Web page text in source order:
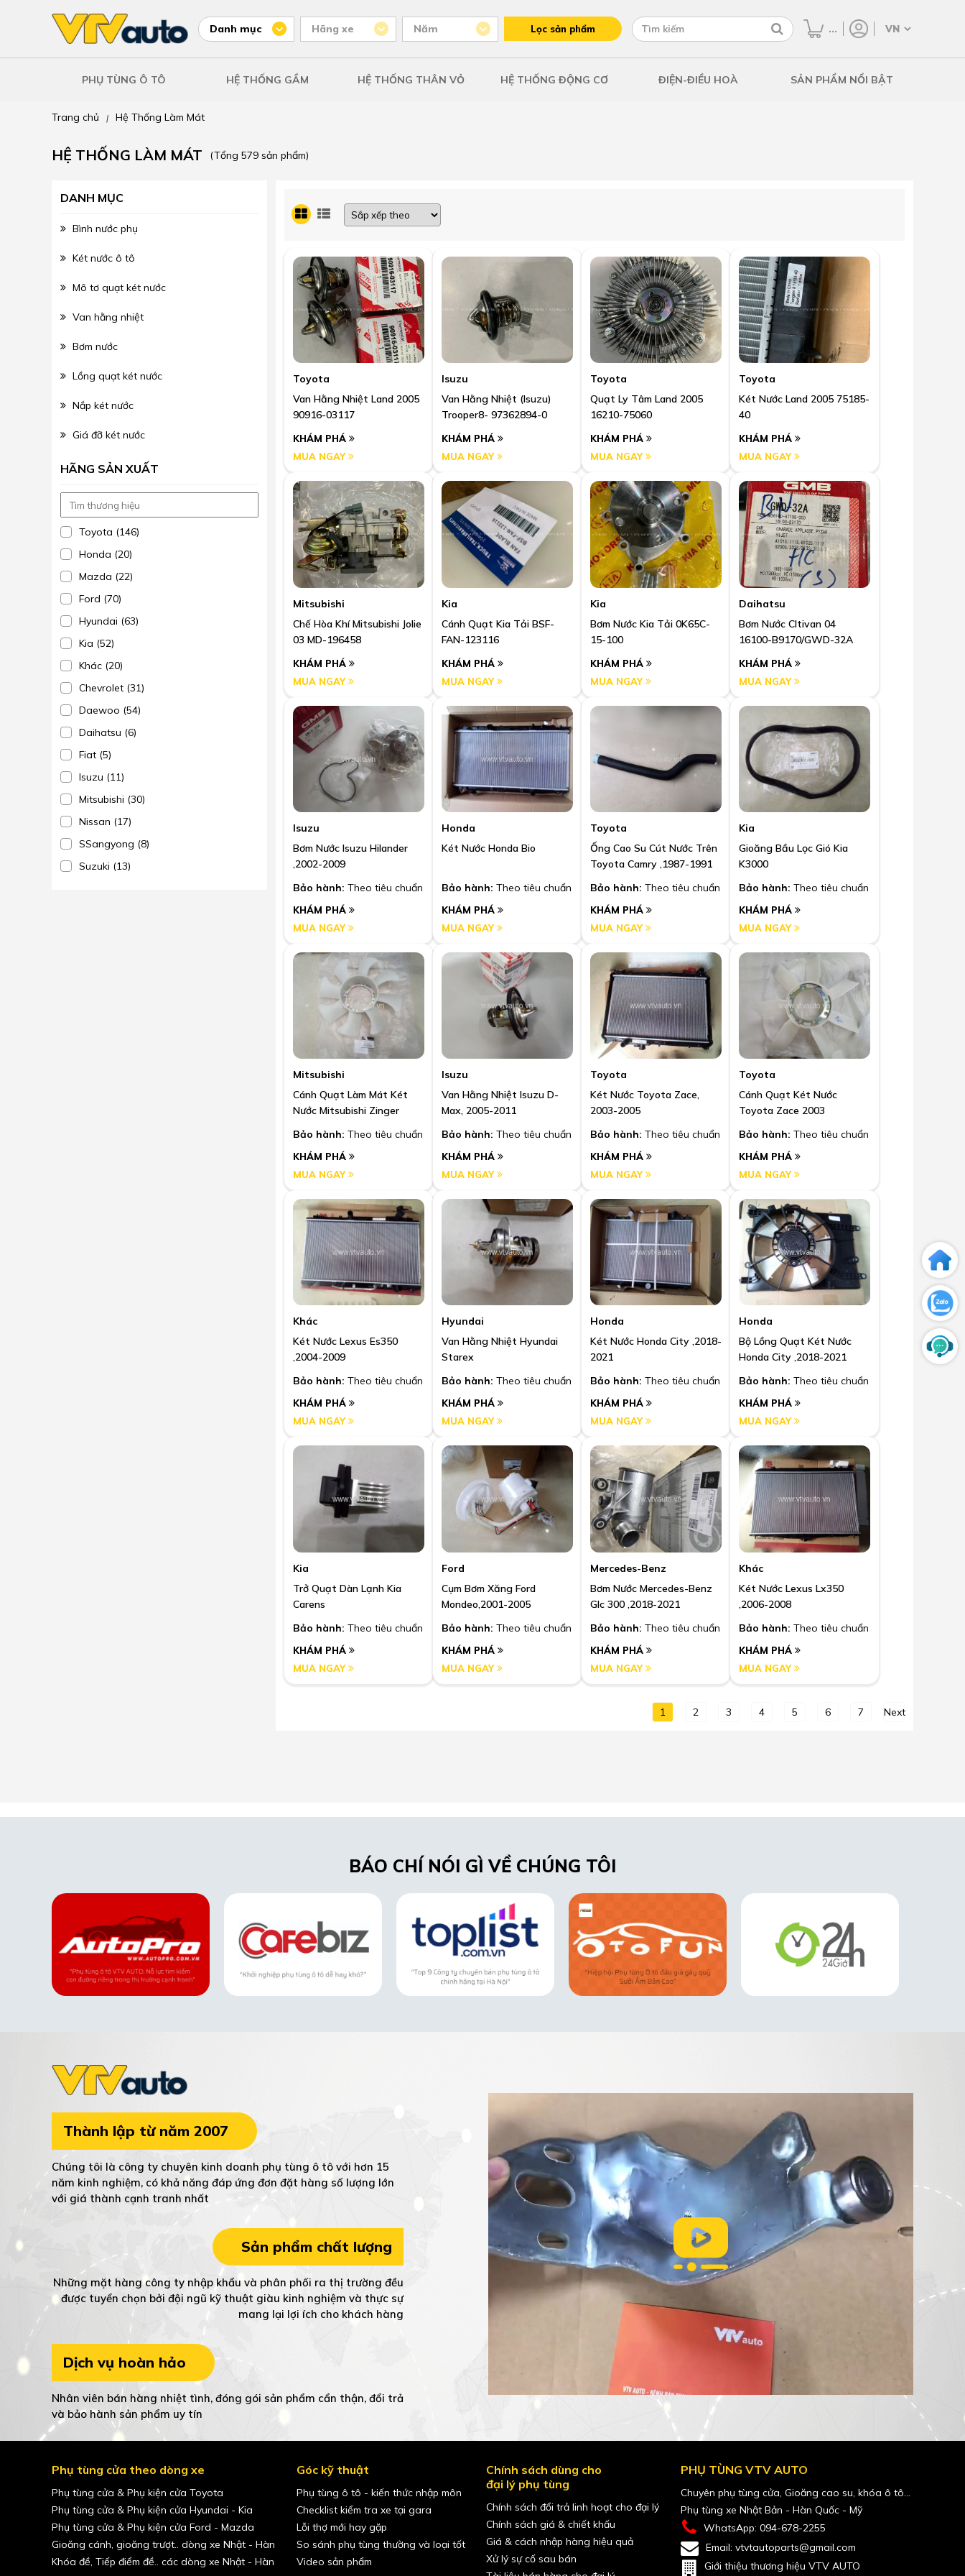
Danh mục Hãng xe Năm Lọc sản phẩm ...
PHỤ TÙNG Ô TÔ HỆ THỐNG GẦM HỆ THỐNG THÂN VỎ HỆ THỐNG ĐỘNG CƠ ĐIỆN-ĐIỀU HOÀ SẢN PHẨM NỔI BẬT
Trang chủ | Hệ Thống Làm Mát
HỆ THỐNG LÀM MÁT (Tổng 579 sản phẩm)
DANH MỤC
Bình nước phụ
Két nước ô tô
Mô tơ quạt két nước
Van hằng nhiệt
Bơm nước
Lồng quạt két nước
Nắp két nước
Giá đỡ két nước
HÃNG SẢN XUẤT
Toyota (146)
Honda (20)
Mazda (22)
Ford (70)
Hyundai (63)
Kia (52)
Khác (20)
Chevrolet (31)
Daewoo (54)
Daihatsu (6)
Fiat (5)
Isuzu (11)
Mitsubishi (30)
Nissan (17)
SSangyong (8)
Suzuki (13)
Toyota
Van Hằng Nhiệt Land 2005
90916-03117
KHÁM PHÁ
MUA NGAY
Isuzu
Van Hằng Nhiệt (Isuzu)
Trooper8- 97362894-0
KHÁM PHÁ
MUA NGAY
Toyota
Quạt Ly Tâm Land 2005
16210-75060
KHÁM PHÁ
MUA NGAY
Toyota
Két Nước Land 2005 75185-
40
KHÁM PHÁ
MUA NGAY
Mitsubishi
Chế Hòa Khí Mitsubishi Jolie
03 MD-196458
KHÁM PHÁ
MUA NGAY
Kia
Cánh Quạt Kia Tải BSF-
FAN-123116
KHÁM PHÁ
MUA NGAY
Kia
Bơm Nước Kia Tải 0K65C-
15-100
KHÁM PHÁ
MUA NGAY
Daihatsu
Bơm Nước Cltivan 04
16100-B9170/GWD-32A
KHÁM PHÁ
MUA NGAY
Isuzu
Bơm Nước Isuzu Hilander
,2002-2009
Bảo hành: Theo tiêu chuẩn
KHÁM PHÁ
MUA NGAY
Honda
Két Nước Honda Bio
Bảo hành: Theo tiêu chuẩn
KHÁM PHÁ
MUA NGAY
Toyota
Ống Cao Su Cút Nước Trên
Toyota Camry ,1987-1991
Bảo hành: Theo tiêu chuẩn
KHÁM PHÁ
MUA NGAY
Kia
Gioăng Bầu Lọc Gió Kia
K3000
Bảo hành: Theo tiêu chuẩn
KHÁM PHÁ
MUA NGAY
Mitsubishi
Cánh Quạt Làm Mát Két
Nước Mitsubishi Zinger
Bảo hành: Theo tiêu chuẩn
KHÁM PHÁ
MUA NGAY
Isuzu
Van Hằng Nhiệt Isuzu D-
Max, 2005-2011
Bảo hành: Theo tiêu chuẩn
KHÁM PHÁ
MUA NGAY
Toyota
Két Nước Toyota Zace,
2003-2005
Bảo hành: Theo tiêu chuẩn
KHÁM PHÁ
MUA NGAY
Toyota
Cánh Quạt Két Nước
Toyota Zace 2003
Bảo hành: Theo tiêu chuẩn
KHÁM PHÁ
MUA NGAY
Khác
Két Nước Lexus Es350
,2004-2009
Bảo hành: Theo tiêu chuẩn
KHÁM PHÁ
MUA NGAY
Hyundai
Van Hằng Nhiệt Hyundai
Starex
Bảo hành: Theo tiêu chuẩn
KHÁM PHÁ
MUA NGAY
Honda
Két Nước Honda City ,2018-
2021
Bảo hành: Theo tiêu chuẩn
KHÁM PHÁ
MUA NGAY
Honda
Bộ Lồng Quạt Két Nước
Honda City ,2018-2021
Bảo hành: Theo tiêu chuẩn
KHÁM PHÁ
MUA NGAY
Kia
Trở Quạt Dàn Lạnh Kia
Carens
Bảo hành: Theo tiêu chuẩn
KHÁM PHÁ
MUA NGAY
Ford
Cụm Bơm Xăng Ford
Mondeo,2001-2005
Bảo hành: Theo tiêu chuẩn
KHÁM PHÁ
MUA NGAY
Mercedes-Benz
Bơm Nước Mercedes-Benz
Glc 300 ,2018-2021
Bảo hành: Theo tiêu chuẩn
KHÁM PHÁ
MUA NGAY
Khác
Két Nước Lexus Lx350
,2006-2008
Bảo hành: Theo tiêu chuẩn
KHÁM PHÁ
MUA NGAY
1 2 3 4 5 6 7 Next
BÁO CHÍ NÓI GÌ VỀ CHÚNG TÔI
Thành lập từ năm 2007
Chúng tôi là công ty chuyên kinh doanh phụ tùng ô tô với hơn 15
năm kinh nghiệm, có khả năng đáp ứng đơn đặt hàng số lượng lớn
với giá thành cạnh tranh nhất
Sản phẩm chất lượng
Những mặt hàng công ty nhập khẩu và phân phối ra thị trường đều
được tuyển chọn bởi đội ngũ kỹ thuật giàu kinh nghiệm và thực sự
mang lại lợi ích cho khách hàng
Dịch vụ hoàn hảo
Nhân viên bán hàng nhiệt tình, đóng gói sản phẩm cẩn thận, đổi trả
và bảo hành sản phẩm uy tín
Phụ tùng cửa theo dòng xe
Phụ tùng cửa & Phụ kiện cửa Toyota
Phụ tùng cửa & Phụ kiện cửa Hyundai - Kia
Phụ tùng cửa & Phụ kiện cửa Ford - Mazda
Gioăng cánh, gioăng trượt.. dòng xe Nhật - Hàn
Khóa đề, Tiếp điểm đề.. các dòng xe Nhật - Hàn
Góc kỹ thuật
Phụ tùng ô tô - kiến thức nhập môn
Checklist kiểm tra xe tại gara
Lỗi thợ mới hay gặp
So sánh phụ tùng thường và loại tốt
Video sản phẩm
Chính sách dùng cho
đại lý phụ tùng
Chính sách đổi trả linh hoạt cho đại lý
Chính sách giá & chiết khấu
Giá & cách nhập hàng hiệu quả
Xử lý sự cố sau bán
PHỤ TÙNG VTV AUTO
Chuyên phụ tùng cửa, Gioăng cao su, khóa ô tô...
Phụ tùng xe Nhật Bản - Hàn Quốc - Mỹ
WhatsApp: 094-678-2255
Email: vtvtautoparts@gmail.com
Giới thiệu thương hiệu VTV AUTO